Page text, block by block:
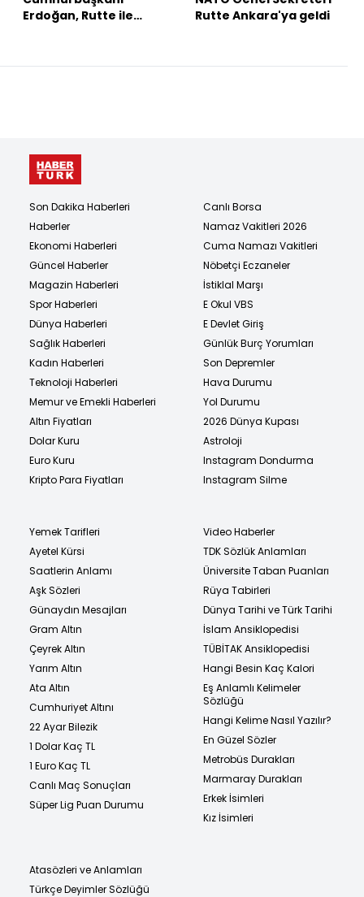
Erdoğan, Rutte ile
Rutte Ankara'ya geldi
Son Dakika Haberleri
Haberler
Ekonomi Haberleri
Güncel Haberler
Magazin Haberleri
Spor Haberleri
Dünya Haberleri
Sağlık Haberleri
Kadın Haberleri
Teknoloji Haberleri
Memur ve Emekli Haberleri
Altın Fiyatları
Dolar Kuru
Euro Kuru
Kripto Para Fiyatları
Canlı Borsa
Namaz Vakitleri 2026
Cuma Namazı Vakitleri
Nöbetçi Eczaneler
İstiklal Marşı
E Okul VBS
E Devlet Giriş
Günlük Burç Yorumları
Son Depremler
Hava Durumu
Yol Durumu
2026 Dünya Kupası
Astroloji
Instagram Dondurma
Instagram Silme
Yemek Tarifleri
Ayetel Kürsi
Saatlerin Anlamı
Aşk Sözleri
Günaydın Mesajları
Gram Altın
Çeyrek Altın
Yarım Altın
Ata Altın
Cumhuriyet Altını
22 Ayar Bilezik
1 Dolar Kaç TL
1 Euro Kaç TL
Canlı Maç Sonuçları
Süper Lig Puan Durumu
Video Haberler
TDK Sözlük Anlamları
Üniversite Taban Puanları
Rüya Tabirleri
Dünya Tarihi ve Türk Tarihi
İslam Ansiklopedisi
TÜBİTAK Ansiklopedisi
Hangi Besin Kaç Kalori
Eş Anlamlı Kelimeler
Sözlüğü
Hangi Kelime Nasıl Yazılır?
En Güzel Sözler
Metrobüs Durakları
Marmaray Durakları
Erkek İsimleri
Kız İsimleri
Atasözleri ve Anlamları
Türkçe Deyimler Sözlüğü